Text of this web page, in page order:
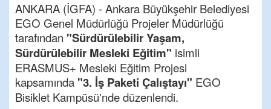
ANKARA (İGFA) - Ankara Büyükşehir Belediyesi
EGO Genel Müdürlüğü Projeler Müdürlüğü
tarafından "Sürdürülebilir Yaşam,
Sürdürülebilir Mesleki Eğitim" isimli
ERASMUS+ Mesleki Eğitim Projesi
kapsamında "3. İş Paketi Çalıştayı" EGO
Bisiklet Kampüsü'nde düzenlendi.